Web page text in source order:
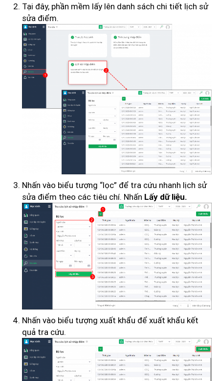
Tại đây, phần mềm lấy lên danh sách chi tiết lịch sử
sửa điểm.
Nhấn vào biểu tượng “lọc” để tra cứu nhanh lịch sử
sửa điểm theo các tiêu chí. Nhấn Lấy dữ liệu.
Nhấn vào biểu tượng xuất khẩu để xuất khẩu kết
quả tra cứu.